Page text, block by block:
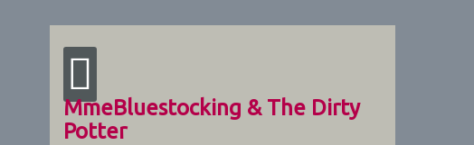
MmeBluestocking & The Dirty
Potter